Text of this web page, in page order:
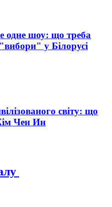
одне шоу: що треба
у Білорусі
світу: що
Чен Ин